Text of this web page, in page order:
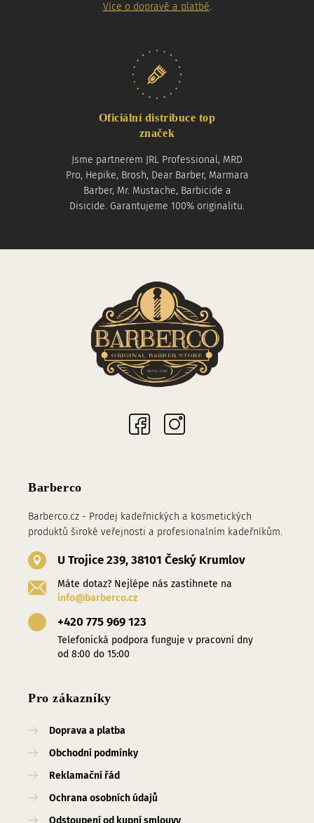
Více o dopravě a platbě.
Oficiální distribuce top
značek
Jsme partnerem JRL Professional, MRD
Pro, Hepike, Brosh, Dear Barber, Marmara
Barber, Mr. Mustache, Barbicide a
Disicide. Garantujeme 100% originalitu.
Barberco
Barberco.cz - Prodej kadeřnických a kosmetických
produktů široké veřejnosti a profesionalním kadeřníkům.
U Trojice 239, 38101 Český Krumlov
Máte dotaz? Nejlépe nás zastihnete na
info@barberco.cz
+420 775 969 123
Telefonická podpora funguje v pracovní dny
od 8:00 do 15:00
Pro zákazníky
Doprava a platba
Obchodní podmínky
Reklamační řád
Ochrana osobních údajů
Odstoupení od kupní smlouvy